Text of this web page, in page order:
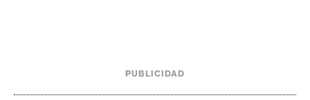
PUBLICIDAD